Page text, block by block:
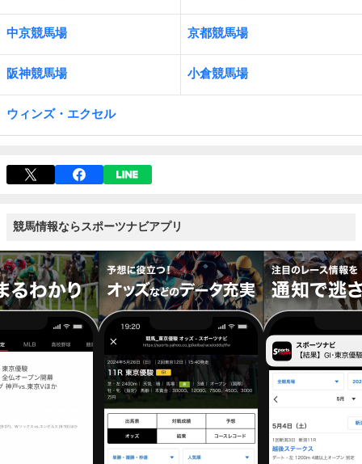
中京競馬場 京都競馬場
阪神競馬場 小倉競馬場
ウィンズ・エクセル
競馬情報ならスポーツナビアプリ